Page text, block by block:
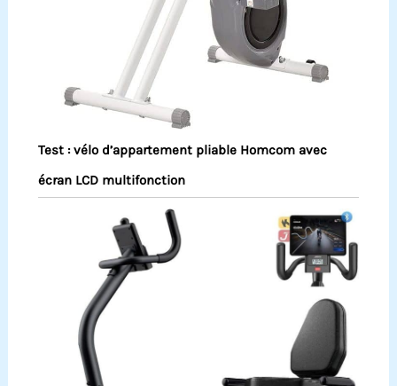
Test : vélo d’appartement pliable Homcom avec
écran LCD multifonction